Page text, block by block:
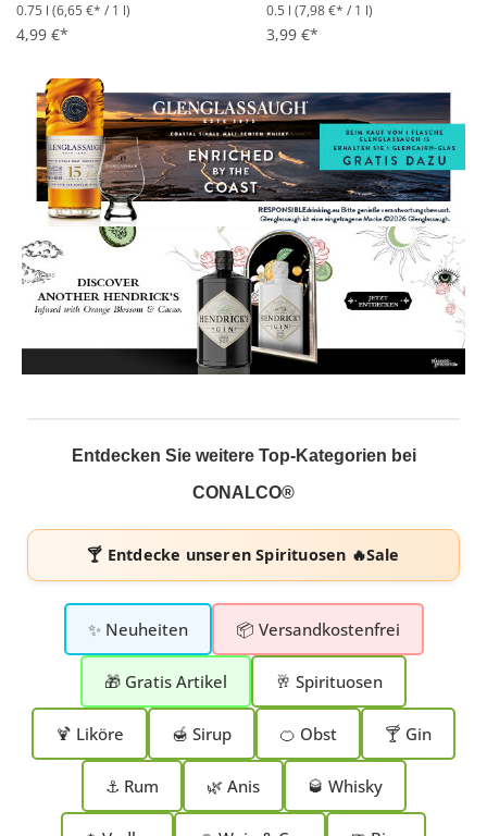
Durchschnittliche Bewertung von 5 von 5 Sternen
0.75 l (6,65 €* / 1 l)
4,99 €*
Durchschnittliche
0.5 l (7,98 €* / 1 l)
3,99 €*
Entdecken Sie weitere Top-Kategorien bei
CONALCO®
🍸 Entdecke unserenSpirituosen 🔥Sale
✨ Neuheiten 📦 Versandkostenfrei
🎁 Gratis Artikel 🥂 Spirituosen
🍹 Liköre 🍯 Sirup 🍊 Obst 🍸 Gin
⚓ Rum 🌿 Anis 🥃 Whisky